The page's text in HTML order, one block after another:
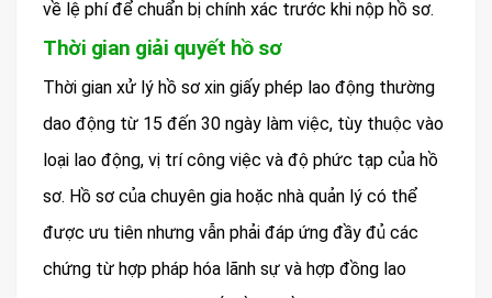
về lệ phí để chuẩn bị chính xác trước khi nộp hồ sơ.
Thời gian giải quyết hồ sơ
Thời gian xử lý hồ sơ xin giấy phép lao động thường
dao động từ 15 đến 30 ngày làm việc, tùy thuộc vào
loại lao động, vị trí công việc và độ phức tạp của hồ
sơ. Hồ sơ của chuyên gia hoặc nhà quản lý có thể
được ưu tiên nhưng vẫn phải đáp ứng đầy đủ các
chứng từ hợp pháp hóa lãnh sự và hợp đồng lao